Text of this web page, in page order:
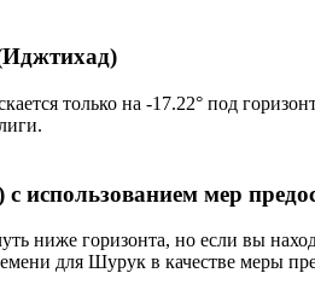
только на -17.22° под
использованием мер
ниже горизонта, но если вы
для Шурук в качестве меры